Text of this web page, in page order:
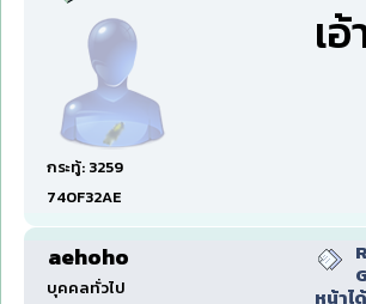
กระทู้: 3259
740F32AE
เ
aehoho
บุคคลทั่วไป
หน้าได้